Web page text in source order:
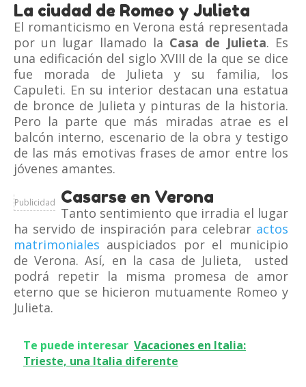
La ciudad de Romeo y Julieta
El romanticismo en Verona está representada
por un lugar llamado la Casa de Julieta. Es
una edificación del siglo XVIII de la que se dice
fue morada de Julieta y su familia, los
Capuleti. En su interior destacan una estatua
de bronce de Julieta y pinturas de la historia.
Pero la parte que más miradas atrae es el
balcón interno, escenario de la obra y testigo
de las más emotivas frases de amor entre los
jóvenes amantes.
Publicidad Casarse en Verona
Tanto sentimiento que irradia el lugar
ha servido de inspiración para celebrar actos
matrimoniales auspiciados por el municipio
de Verona. Así, en la casa de Julieta, usted
podrá repetir la misma promesa de amor
eterno que se hicieron mutuamente Romeo y
Julieta.
Te puede interesar Vacaciones en Italia:
Trieste, una Italia diferente